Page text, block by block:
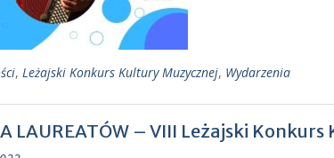
, Leżajski Konkurs Kultury Muzycznej, Wydarzenia
LAUREATÓW – VIII Leżajski